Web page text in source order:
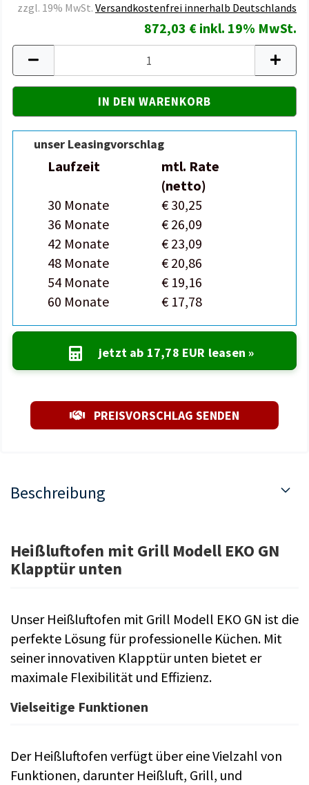
zzgl. 19% MwSt. Versandkostenfrei innerhalb Deutschlands
872,03 € inkl. 19% MwSt.
unser Leasingvorschlag
Laufzeit
mtl. Rate
(netto)
30 Monate
€ 30,25
36 Monate
€ 26,09
42 Monate
€ 23,09
48 Monate
€ 20,86
54 Monate
€ 19,16
60 Monate
€ 17,78
jetzt ab 17,78 EUR leasen »
PREISVORSCHLAG SENDEN
Beschreibung
Heißluftofen mit Grill Modell EKO GN
Klapptür unten
Unser Heißluftofen mit Grill Modell EKO GN ist die
perfekte Lösung für professionelle Küchen. Mit
seiner innovativen Klapptür unten bietet er
maximale Flexibilität und Effizienz.
Vielseitige Funktionen
Der Heißluftofen verfügt über eine Vielzahl von
Funktionen, darunter Heißluft, Grill, und